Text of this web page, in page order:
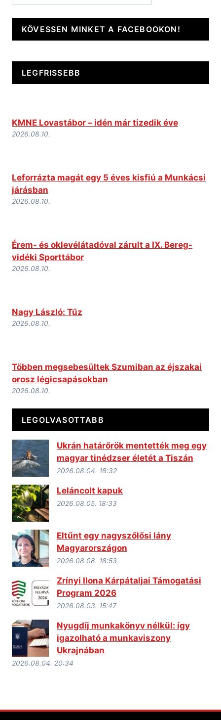
KÖVESSEN MINKET A FACEBOOKON!
LEGFRISSEBB
KMNE Lovastábor – idén már tizedik éve
2026.08.10.
Leforrázta magát egy 5 éves kisfiú a Munkácsi
járásban
2026.08.10.
Érem- és oklevélátadóval zárult a IX. Bereg-
vidéki Sporttábor
2026.08.10.
Nagy László: Tűz
2026.08.10.
Többen megsebesültek Szumiban az éjszakai
orosz légicsapásokban
2026.08.10.
LEGOLVASOTTABB
Ukrán határőrök mentették meg egy
magyar tinédzser életét a Tiszán
2026.08.04. 18:32
Leláncolt kapuk
2026.08.05. 18:33
Eltűnt egy nagyszőlősi lány
Magyarországon
2026.08.08. 18:53
Zrínyi Ilona Kárpátaljai Támogatási
Program 2026
2026.08.03. 15:47
Nyugdíj munkakönyv nélkül: így
igazolható a munkaviszony
Ukrajnában
2026.08.04. 20:34